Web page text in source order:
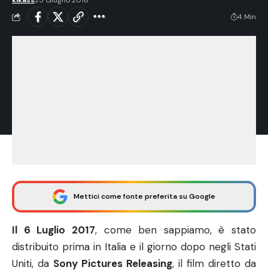
4 Min
Mettici come fonte preferita su Google
Il 6 Luglio 2017, come ben sappiamo, è stato
distribuito prima in Italia e il giorno dopo negli Stati
Uniti, da Sony Pictures Releasing, il film diretto da